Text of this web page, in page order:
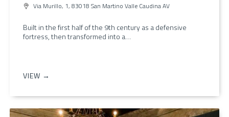
Via Murillo, 1, 83018 San Martino Valle Caudina AV
Built in the first half of the 9th century as a defensive
fortress, then transformed into a…
VIEW →